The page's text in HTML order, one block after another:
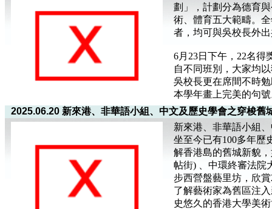
劃」，計劃分為德育
術、體育五大範疇。
者，均可與吳校長外
6月23日下午，22名得
自不同班別，大家均
吳校長更在席間不時
本學年畫上完美的句
2025.06.20 新來港、非華語小組、中文及歷史學會之穿梭舊
新來港、非華語小組
坐至今已有100多年歷
解香港島的舊城新貌
帖街) 、中環終審法院
步西營盤藝里坊，欣
了解藝術家為舊區注
史悠久的香港大學美